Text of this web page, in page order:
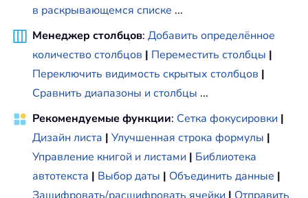
в раскрывающемся списке ...
Менеджер столбцов: Добавить определённое
количество столбцов | Переместить столбцы |
Переключить видимость скрытых столбцов |
Сравнить диапазоны и столбцы ...
Рекомендуемые функции: Сетка фокусировки |
Дизайн листа | Улучшенная строка формулы |
Управление книгой и листами | Библиотека
автотекста | Выбор даты | Объединить данные |